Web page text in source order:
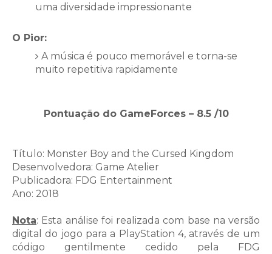
uma diversidade impressionante
O Pior:
A música é pouco memorável e torna-se
muito repetitiva rapidamente
Pontuação do GameForces – 8.5 /10
Título: Monster Boy and the Cursed Kingdom
Desenvolvedora: Game Atelier
Publicadora: FDG Entertainment
Ano: 2018
Nota: Esta análise foi realizada com base na versão
digital do jogo para a PlayStation 4, através de um
código gentilmente cedido pela FDG